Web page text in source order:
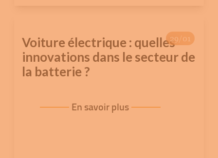
29/01
Voiture électrique : quelles
innovations dans le secteur de
la batterie ?
En savoir plus